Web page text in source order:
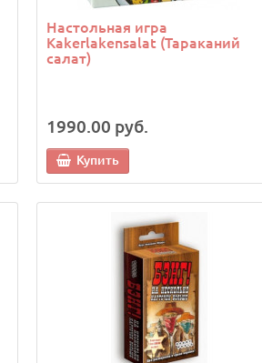
Настольная игра
Kakerlakensalat (Тараканий
салат)
1990.00 руб.
Купить